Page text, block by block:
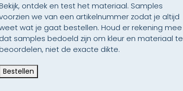
ontdek en test het materiaal. Samples
we van een artikelnummer zodat je altijd
wat je gaat bestellen. Houd er rekening mee
dat samples bedoeld zijn om kleur en materiaal te
niet de exacte dikte.
Bestellen